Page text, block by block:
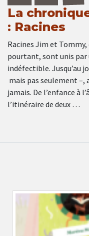
La
: Racines
Racines Jim et
pourtant, sont unis par
indéfectible. Jusqu’au
mais pas seulement
jamais. De l’enfance à
l’itinéraire de deux …